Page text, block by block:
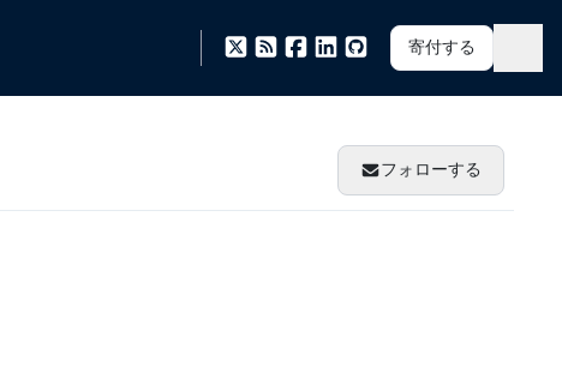
寄付する
フォローする